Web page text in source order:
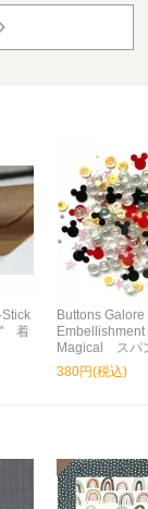
着
Buttons
Embellishment
Magical スパ
380円(税込)